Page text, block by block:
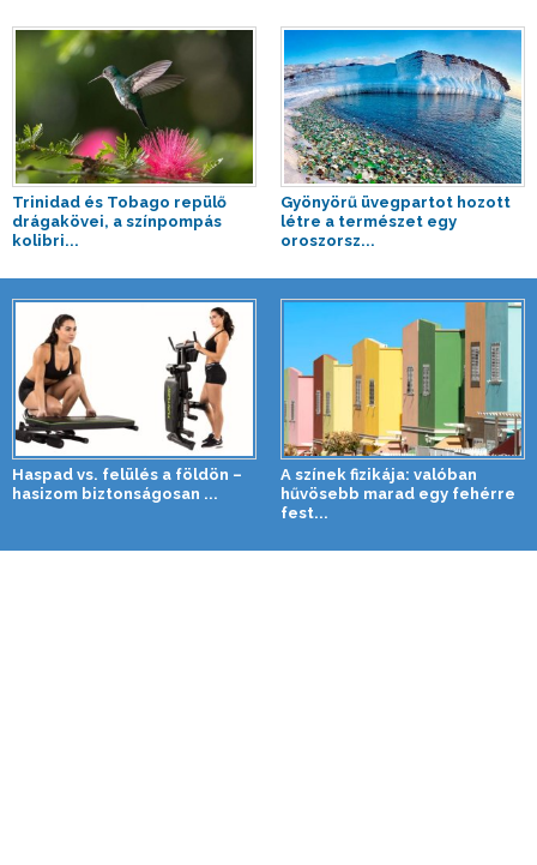
Trinidad és Tobago repülő
drágakövei, a színpompás
kolibri...
Gyönyörű üvegpartot hozott
létre a természet egy
oroszorsz...
Haspad vs. felülés a földön –
hasizom biztonságosan ...
A színek fizikája: valóban
hűvösebb marad egy fehérre
fest...